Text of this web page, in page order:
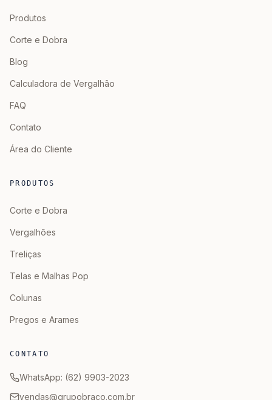
Produtos
Corte e Dobra
Blog
Calculadora de Vergalhão
FAQ
Contato
Área do Cliente
PRODUTOS
Corte e Dobra
Vergalhões
Treliças
Telas e Malhas Pop
Colunas
Pregos e Arames
CONTATO
WhatsApp: (62) 9903-2023
vendas@grupobraco.com.br